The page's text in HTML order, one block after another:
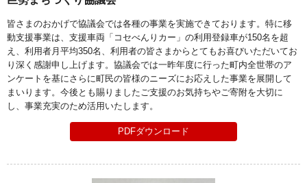
皆さまのおかげで協議会では各種の事業を実施できております。特に移
動支援事業は、支援車両「コセべんりカー」の利用登録車が150名を超
え、利用者月平均350名、利用者の皆さまからとてもお喜びいただいてお
り深く感謝申し上げます。協議会では一昨年度に行った町内全世帯のア
ンケートを基にさらに町民の皆様のニーズにお応えした事業を展開して
まいります。今後とも賜りましたご支援のお気持ちやご寄附を大切に
し、事業充実のため活用いたします。
PDFダウンロード